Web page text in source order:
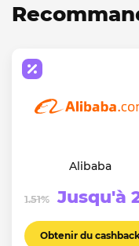
Alibaba
1.51% Jusqu'à
Obtenir du